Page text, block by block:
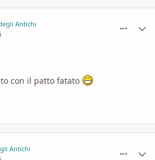
Antichi
con il patto fatato
Antichi